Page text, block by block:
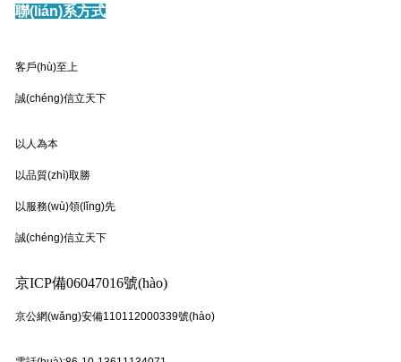
聯(lián)系方式
客戶(hù)至上
誠(chéng)信立天下
以人為本
以品質(zhì)取勝
以服務(wù)領(lǐng)先
誠(chéng)信立天下
京ICP備06047016號(hào)
京公網(wǎng)安備110112000339號(hào)